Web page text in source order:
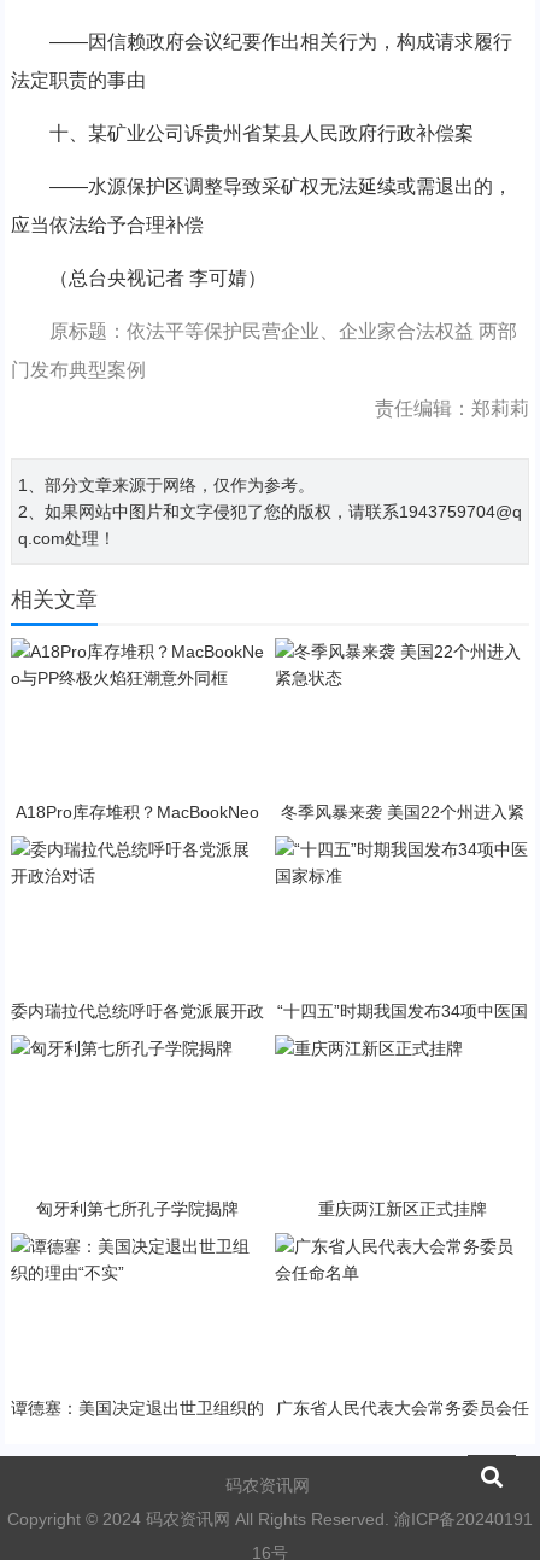
——因信赖政府会议纪要作出相关行为，构成请求履行
法定职责的事由
十、某矿业公司诉贵州省某县人民政府行政补偿案
——水源保护区调整导致采矿权无法延续或需退出的，
应当依法给予合理补偿
（总台央视记者 李可婧）
原标题：依法平等保护民营企业、企业家合法权益 两部
门发布典型案例
责任编辑：郑莉莉
1、部分文章来源于网络，仅作为参考。
2、如果网站中图片和文字侵犯了您的版权，请联系1943759704@q
q.com处理！
相关文章
A18Pro库存堆积？MacBookNeo
与PP终极火焰狂潮意外同框
冬季风暴来袭 美国22个州进入紧
急状态
委内瑞拉代总统呼吁各党派展开政
“十四五”时期我国发布34项中医国
匈牙利第七所孔子学院揭牌 重庆两江新区正式挂牌
谭德塞：美国决定退出世卫组织的
广东省人民代表大会常务委员会任
码农资讯网
Copyright © 2024 码农资讯网 All Rights Reserved. 渝ICP备20240191
16号